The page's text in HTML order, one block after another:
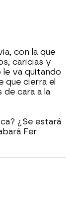
con la que
caricias y
va quitando
que cierra el
de cara a la
¿Se estará
Fer